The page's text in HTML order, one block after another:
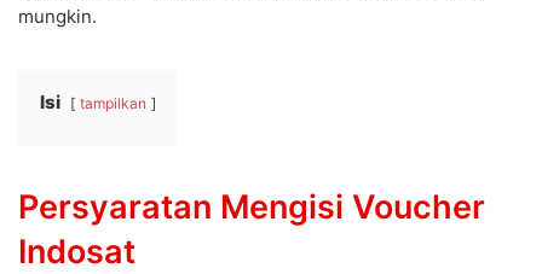
mungkin.
Isi tampilkan
Persyaratan Mengisi Voucher
Indosat